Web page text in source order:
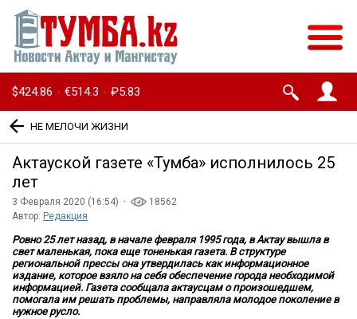
$424.86 · €514.3 · ₽5.83
НЕ МЕЛОЧИ ЖИЗНИ
Актауской газете «Тумба» исполнилось 25
лет
3 Февраля 2020 (16:54) ·
18562
Автор: Редакция
Ровно 25 лет назад, в начале февраля 1995 года, в Актау вышла в
свет маленькая, пока еще тоненькая газета. В структуре
региональной прессы она утвердилась как информационное
издание, которое взяло на себя обеспечение города необходимой
информацией. Газета сообщала актаусцам о произошедшем,
помогала им решать проблемы, направляла молодое поколение в
нужное русло.